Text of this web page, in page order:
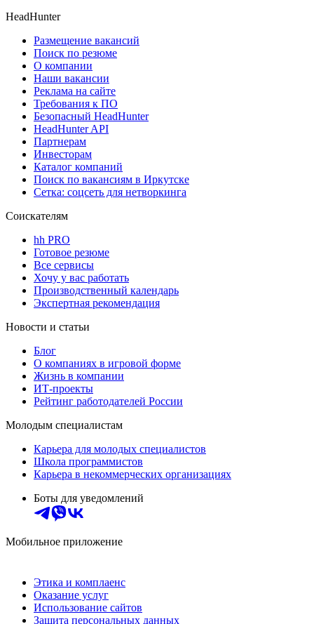
HeadHunter
Размещение вакансий
Поиск по резюме
О компании
Наши вакансии
Реклама на сайте
Требования к ПО
Безопасный HeadHunter
HeadHunter API
Партнерам
Инвесторам
Каталог компаний
Поиск по вакансиям в Иркутске
Сетка: соцсеть для нетворкинга
Соискателям
hh PRO
Готовое резюме
Все сервисы
Хочу у вас работать
Производственный календарь
Экспертная рекомендация
Новости и статьи
Блог
О компаниях в игровой форме
Жизнь в компании
ИТ-проекты
Рейтинг работодателей России
Молодым специалистам
Карьера для молодых специалистов
Школа программистов
Карьера в некоммерческих организациях
Боты для уведомлений
Мобильное приложение
Этика и комплаенс
Оказание услуг
Использование сайтов
Защита персональных данных